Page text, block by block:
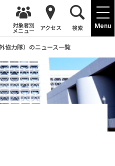
Menu
対象者別
メニュー アクセス 検索
協力隊）のニュース一覧